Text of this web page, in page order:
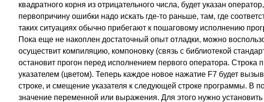
квадратного корня из отрицательного числа, будет указан
первопричину ошибки надо искать где-то раньше, там, где
таких ситуациях обычно прибегают к пошаговому исполнению
Пока еще не накоплен достаточный опыт отладки, можно
осуществит компиляцию, компоновку (связь с библиотекой
остановит прогон перед исполнением первого оператора.
указателем (цветом). Теперь каждое новое нажатие F7 будет
строке, и смещение указателя к следующей строке программы. В
значение переменной или выражения. Для этого нужно